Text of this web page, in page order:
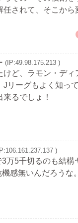
任されて、そこから
(IP:49.98.175.213 )
けど、ラモン・ディ
Jリーグもよく知っ
るでしょ！
)
万5千切るのも結構
感無いんだろうな。